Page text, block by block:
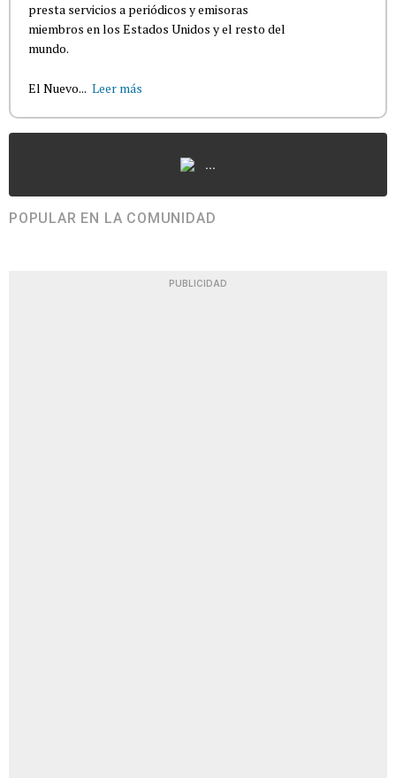
presta servicios a periódicos y emisoras
miembros en los Estados Unidos y el resto del
mundo.
El Nuevo... Leer más
...
POPULAR EN LA COMUNIDAD
PUBLICIDAD